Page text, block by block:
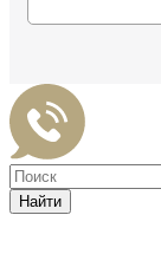
Найти